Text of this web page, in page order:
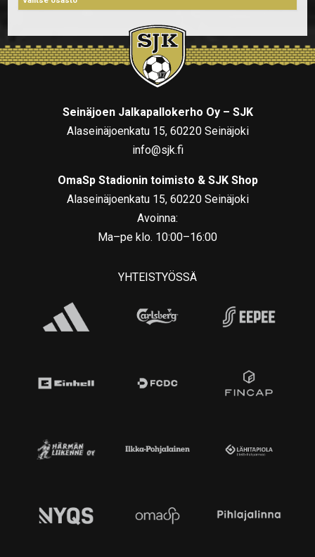
Seinäjoen Jalkapallokerho Oy – SJK
Alaseinäjoenkatu 15, 60220 Seinäjoki
info@sjk.fi
OmaSp Stadionin toimisto & SJK Shop
Alaseinäjoenkatu 15, 60220 Seinäjoki
Avoinna:
Ma–pe klo. 10:00–16:00
YHTEISTYÖSSÄ